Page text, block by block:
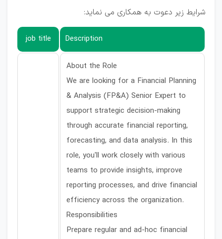
شرایط زیر دعوت به همکاری می نماید:
Description
job title
About the Role
We are looking for a Financial Planning
& Analysis (FP&A) Senior Expert to
support strategic decision-making
through accurate financial reporting,
forecasting, and data analysis. In this
role, you'll work closely with various
teams to provide insights, improve
reporting processes, and drive financial
efficiency across the organization.
Responsibilities
Prepare regular and ad-hoc financial